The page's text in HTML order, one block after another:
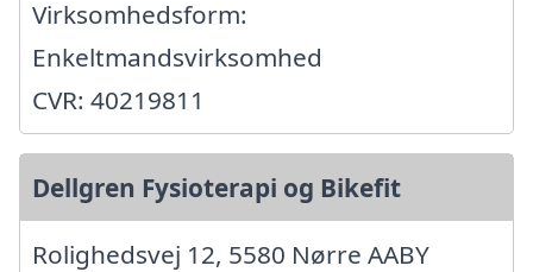
Virksomhedsform:
Enkeltmandsvirksomhed
CVR: 40219811
Dellgren Fysioterapi og Bikefit
Rolighedsvej 12, 5580 Nørre AABY